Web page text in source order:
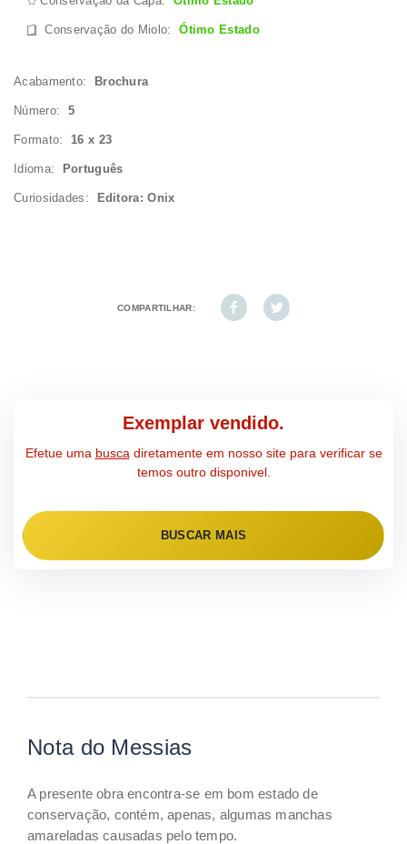
Conservação do Miolo:Ótimo Estado
Acabamento: Brochura
Número: 5
Formato: 16 x 23
Idioma: Português
Curiosidades: Editora: Onix
COMPARTILHAR:
Exemplar vendido.
Efetue uma busca diretamente em nosso site para verificar se
temos outro disponivel.
BUSCAR MAIS
Nota do Messias
A presente obra encontra-se em bom estado de
conservação, contém, apenas, algumas manchas
amareladas causadas pelo tempo.